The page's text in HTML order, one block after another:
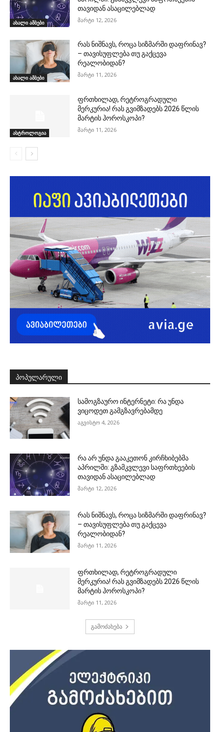
ახალი ამბები
თავიდან ასაცილებლად
მარტი 12, 2026
ახალი ამბები
რას ნიშნავს, როცა სიზმარში დაფრინავ?
– თავისუფლება თუ გაქცევა
რეალობიდან?
მარტი 11, 2026
ასტროლოგია
ფრთხილად, რეტროგრადული
მერკურია! რას გვიმზადებს 2026 წლის
მარტის ჰოროსკოპი?
მარტი 11, 2026
ᲞᲝᲞᲣᲚᲐᲠᲣᲚᲘ
სამოგზაურო ინტერნეტი: რა უნდა
ვიცოდეთ გამგზავრებამდე
აგვისტო 4, 2026
რა არ უნდა გააკეთონ კირჩხიბებმა
აპრილში: გზამკვლევი საფრთხეების
თავიდან ასაცილებლად
მარტი 12, 2026
რას ნიშნავს, როცა სიზმარში დაფრინავ?
– თავისუფლება თუ გაქცევა
რეალობიდან?
მარტი 11, 2026
ფრთხილად, რეტროგრადული
მერკურია! რას გვიმზადებს 2026 წლის
მარტის ჰოროსკოპი?
მარტი 11, 2026
გამოძახება